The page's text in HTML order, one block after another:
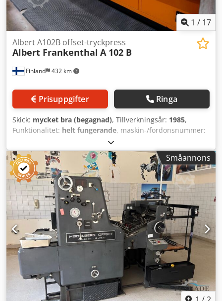
1 / 17
Finland 432 km
Albert A102B offset-tryckpress
Albert Frankenthal A 102 B
Prisuppgifter Ringa
Skick: mycket bra (begagnad), Tillverkningsår: 1985,
Funktionalitet: helt fungerande, maskin-/fordonsnummer:
, Albert Frankenthal A 102 B skärlängd 900 mm
Specifik boktryckspress Årsmodell: 12.1985 Max hastighet:
22 000 ark/timme Arbetshastighet: 18 500 ark/timme
Cylinderomkrets: 900 mm Max papperbredd: 650 mm
Längd med tork: 19,5 m Bredd: 1,85 m (utan
extrautrustning) Höjd: 3,10 m (utan extrautrustning)
Maskinens leveransomfattning inkluderar: (se även ritning
på bilderna) - Albert statopaster, automatisk rullsbyte
under tryckning - Albert Einzugswerk,
pappersinmatningsenhet - Albert Druckeinheit, tryckenhet
utrustad med: - Baldwin fuktningssystem med styrning
från huvudkontrollpanelen - Bläckstyrningssystem från
huvudkontrollpanelen - Envetron gummitvättsystem - ARO-
pump för dosering av tryckfärg - Hauptantrieb =
huvuddriftmotor - M.E.G. Sigma, tork (gastork) - Baumuller
Nordberg elsystem - Albert Frankenthal vik- och
Småannons